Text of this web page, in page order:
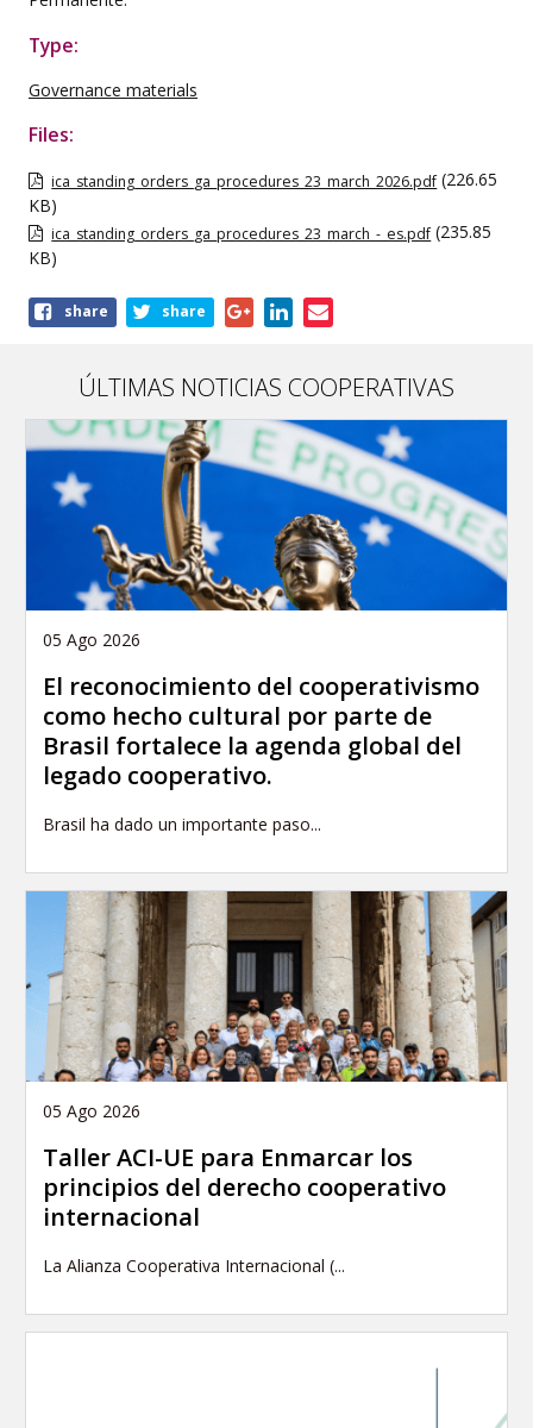
Type:
Governance materials
Files:
ica_standing_orders_ga_procedures_23_march_2026.pdf (226.65
KB)
ica_standing_orders_ga_procedures_23_march_-_es.pdf (235.85
KB)
Shareshare share
ÚLTIMAS NOTICIAS COOPERATIVAS
05 Ago 2026
El reconocimiento del cooperativismo
como hecho cultural por parte de
Brasil fortalece la agenda global del
legado cooperativo.
Brasil ha dado un importante paso...
05 Ago 2026
Taller ACI-UE para Enmarcar los
principios del derecho cooperativo
internacional
La Alianza Cooperativa Internacional (...